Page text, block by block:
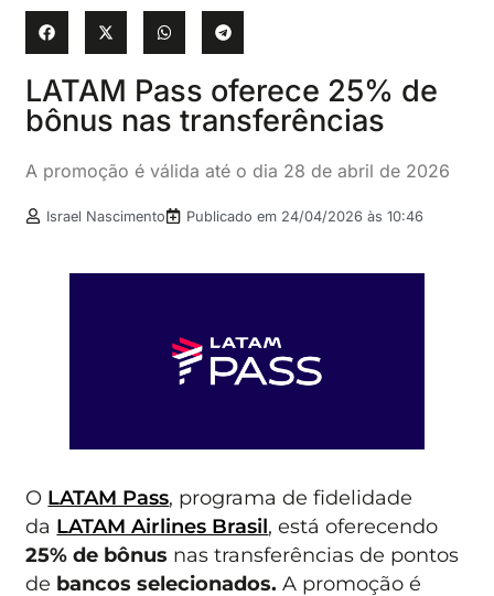
LATAM Pass oferece 25% de
bônus nas transferências
A promoção é válida até o dia 28 de abril de 2026
Israel Nascimento Publicado em 24/04/2026 às 10:46
O LATAM Pass, programa de fidelidade
da LATAM Airlines Brasil, está oferecendo
25% de bônus nas transferências de pontos
de bancos selecionados. A promoção é